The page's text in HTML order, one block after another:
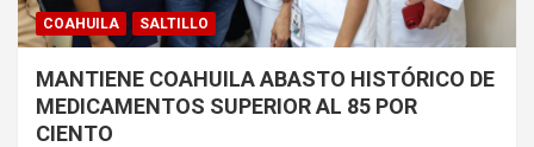
COAHUILA SALTILLO
MANTIENE COAHUILA ABASTO HISTÓRICO DE
MEDICAMENTOS SUPERIOR AL 85 POR
CIENTO